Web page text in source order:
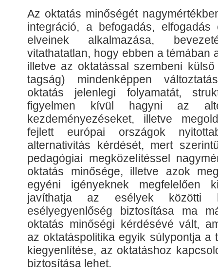
Az oktatás minőségét
integráció, a befogadás, elfogadás
elveinek alkalmazása,
vitathatatlan, hogy ebben a témában
illetve az oktatással szembeni
tagság) mindenképpen
oktatás jelenlegi folyamatát,
figyelmen kívül hagyni az
kezdeményezéseket, illetve
fejlett európai országok
alternativitás kérdését, mert
pedagógiai megközelítéssel
oktatás minősége, illetve azok
egyéni igényeknek megfelelően
javíthatja az esélyek közötti
esélyegyenlőség biztosítása ma
oktatás minőségi kérdésévé vált,
az oktatáspolitika egyik súlypontja a
kiegyenlítése, az oktatáshoz
biztosítása lehet.